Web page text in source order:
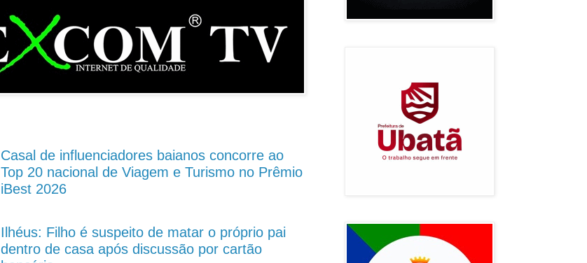
Casal de influenciadores baianos concorre ao
Top 20 nacional de Viagem e Turismo no Prêmio
iBest 2026
Ilhéus: Filho é suspeito de matar o próprio pai
dentro de casa após discussão por cartão